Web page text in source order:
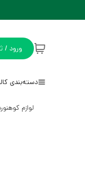
ورود /
دسته‌بندی
لوازم